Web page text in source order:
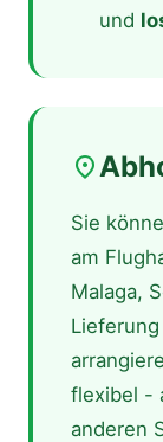
und
place
Sie
am
Malaga,
flexibel -
anderen